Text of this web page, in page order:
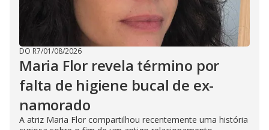
DO R7/01/08/2026
Maria Flor revela término por
falta de higiene bucal de ex-
namorado
A atriz Maria Flor compartilhou recentemente uma história